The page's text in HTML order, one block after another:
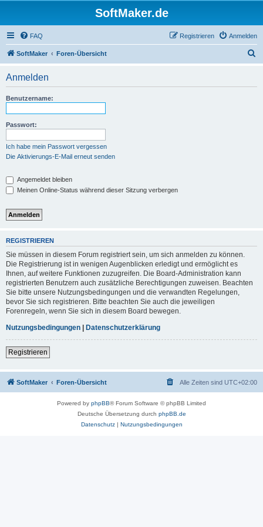
SoftMaker.de
FAQ Anmelden
Registrieren
SoftMaker Foren-Übersicht
Anmelden
Benutzername:
Passwort:
Ich habe mein Passwort vergessen
Die Aktivierungs-E-Mail erneut senden
Angemeldet bleiben
Meinen Online-Status während dieser Sitzung verbergen
REGISTRIEREN
Sie müssen in diesem Forum registriert sein, um sich anmelden zu können.
Die Registrierung ist in wenigen Augenblicken erledigt und ermöglicht es
Ihnen, auf weitere Funktionen zuzugreifen. Die Board-Administration kann
registrierten Benutzern auch zusätzliche Berechtigungen zuweisen. Beachten
Sie bitte unsere Nutzungsbedingungen und die verwandten Regelungen,
bevor Sie sich registrieren. Bitte beachten Sie auch die jeweiligen
Forenregeln, wenn Sie sich in diesem Board bewegen.
Nutzungsbedingungen | Datenschutzerklärung
Registrieren
SoftMaker Foren-Übersicht Alle Zeiten sind UTC+02:00
Powered by phpBB® Forum Software © phpBB Limited
Deutsche Übersetzung durch phpBB.de
Datenschutz| Nutzungsbedingungen